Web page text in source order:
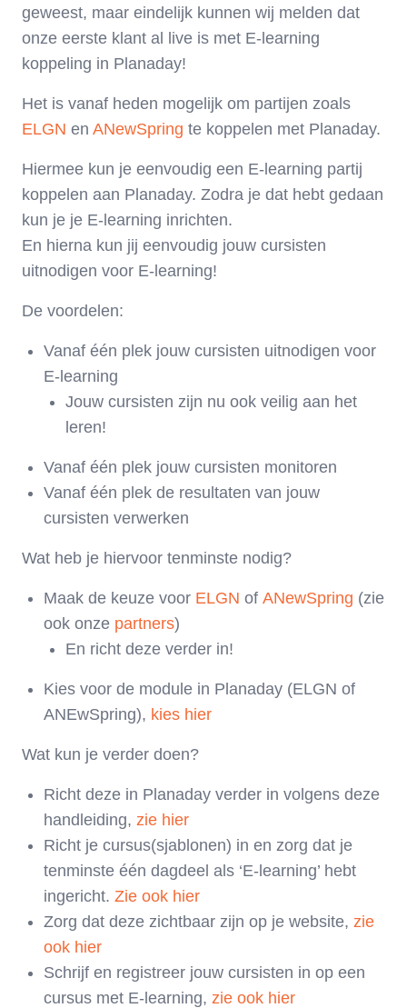
geweest, maar eindelijk kunnen wij melden dat
onze eerste klant al live is met E-learning
koppeling in Planaday!
Het is vanaf heden mogelijk om partijen zoals
ELGN en ANewSpring te koppelen met Planaday.
Hiermee kun je eenvoudig een E-learning partij
koppelen aan Planaday. Zodra je dat hebt gedaan
kun je je E-learning inrichten.
En hierna kun jij eenvoudig jouw cursisten
uitnodigen voor E-learning!
De voordelen:
Vanaf één plek jouw cursisten uitnodigen voor
E-learning
Jouw cursisten zijn nu ook veilig aan het
leren!
Vanaf één plek jouw cursisten monitoren
Vanaf één plek de resultaten van jouw
cursisten verwerken
Wat heb je hiervoor tenminste nodig?
Maak de keuze voor ELGN of ANewSpring (zie
ook onze partners)
En richt deze verder in!
Kies voor de module in Planaday (ELGN of
ANEwSpring), kies hier
Wat kun je verder doen?
Richt deze in Planaday verder in volgens deze
handleiding, zie hier
Richt je cursus(sjablonen) in en zorg dat je
tenminste één dagdeel als ‘E-learning’ hebt
ingericht. Zie ook hier
Zorg dat deze zichtbaar zijn op je website, zie
ook hier
Schrijf en registreer jouw cursisten in op een
cursus met E-learning, zie ook hier